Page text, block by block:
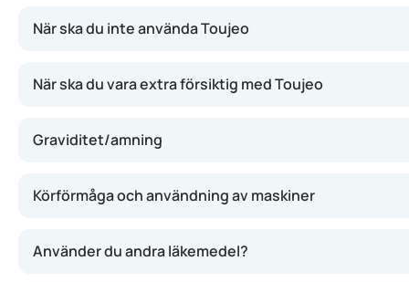
När ska du inte använda Toujeo
När ska du vara extra försiktig med Toujeo
Graviditet/amning
Körförmåga och användning av maskiner
Använder du andra läkemedel?